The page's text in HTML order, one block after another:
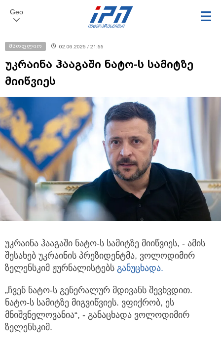
Geo
მსოფლიო 02.06.2025 / 21:55
უკრაინა ჰააგაში ნატო-ს სამიტზე
მიიწვიეს
უკრაინა ჰააგაში ნატო-ს სამიტზე მიიწვიეს, - ამის
შესახებ უკრაინის პრეზიდენტმა, ვოლოდიმირ
ზელენსკიმ ჟურნალისტებს განუცხადა.
„ჩვენ ნატო-ს გენერალურ მდივანს შევხვდით.
ნატო-ს სამიტზე მიგვიწვიეს. ვფიქრობ, ეს
მნიშვნელოვანია“, - განაცხადა ვოლოდიმირ
ზელენსკიმ.